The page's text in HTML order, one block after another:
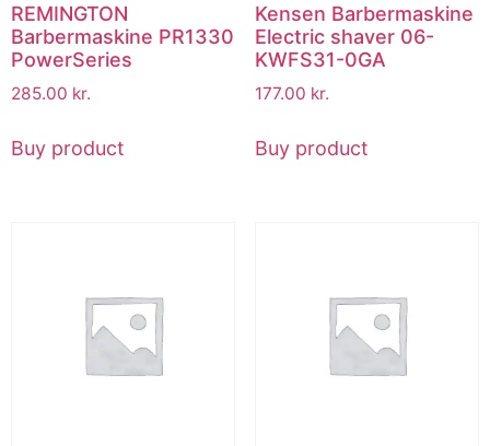
REMINGTON
Barbermaskine PR1330
PowerSeries
285.00 kr.
Buy product
Kensen Barbermaskine
Electric shaver 06-
KWFS31-0GA
177.00 kr.
Buy product